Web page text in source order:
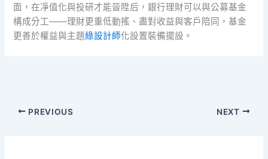
面，在凈值化與投研才能晉陞后，銀行理財可以與公募基金
構成分工——理財更重低動搖、盡對收益與客戶陪同，基金
更善於權益與主題綠設計師化設置裝備擺設。
PREVIOUS NEXT